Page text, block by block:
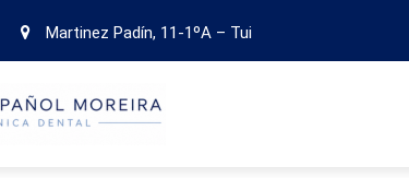
Martinez Padín, 11-1ºA – Tui